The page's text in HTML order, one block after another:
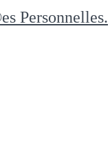
Personnelles.